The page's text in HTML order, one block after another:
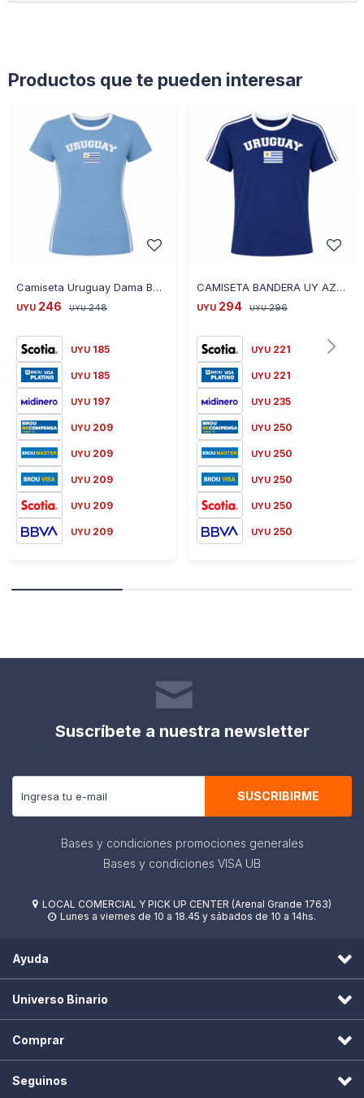
Productos que te pueden interesar
Camiseta Uruguay Dama Bandera Uy Celeste T-s - CELESTE
UYU 246 UYU 248
UYU 185
UYU 185
UYU 197
UYU 209
UYU 209
UYU 209
UYU 209
UYU 209
CAMISETA BANDERA UY AZUL CE-BANUY-04 TALLE S - AZUL
UYU 294 UYU 296
UYU 221
UYU 221
UYU 235
UYU 250
UYU 250
UYU 250
UYU 250
UYU 250
Suscríbete a nuestra newsletter
SUSCRIBIRME
Bases y condiciones promociones generales
Bases y condiciones VISA UB
 LOCAL COMERCIAL Y PICK UP CENTER (Arenal Grande 1763)
 Lunes a viernes de 10 a 18.45 y sábados de 10 a 14hs.
Ayuda
Universo Binario
Comprar
Seguinos